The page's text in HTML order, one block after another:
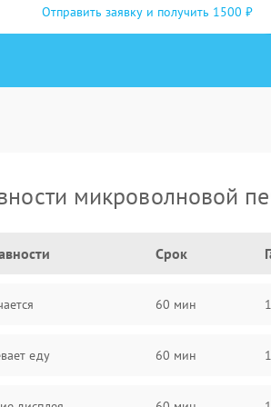
Отправить заявку и получить 1500 ₽
микроволновой
Срок
60 мин
еду 60 мин